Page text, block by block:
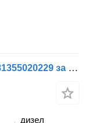
Полуоска MAN LIONS CITY (01.04-) 81355020229 за автобус MAN LIONS CITY (01.04-)
дизел